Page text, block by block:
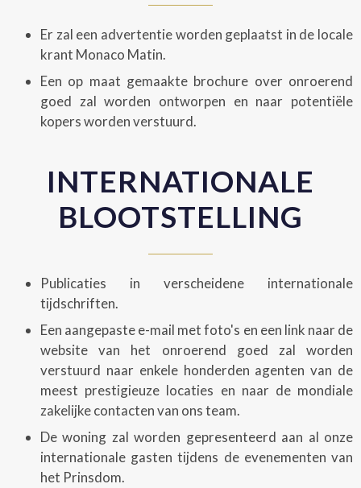
Er zal een advertentie worden geplaatst in de locale
krant Monaco Matin.
Een op maat gemaakte brochure over onroerend
goed zal worden ontworpen en naar potentiële
kopers worden verstuurd.
INTERNATIONALE
BLOOTSTELLING
Publicaties in verscheidene internationale
tijdschriften.
Een aangepaste e-mail met foto's en een link naar de
website van het onroerend goed zal worden
verstuurd naar enkele honderden agenten van de
meest prestigieuze locaties en naar de mondiale
zakelijke contacten van ons team.
De woning zal worden gepresenteerd aan al onze
internationale gasten tijdens de evenementen van
het Prinsdom.